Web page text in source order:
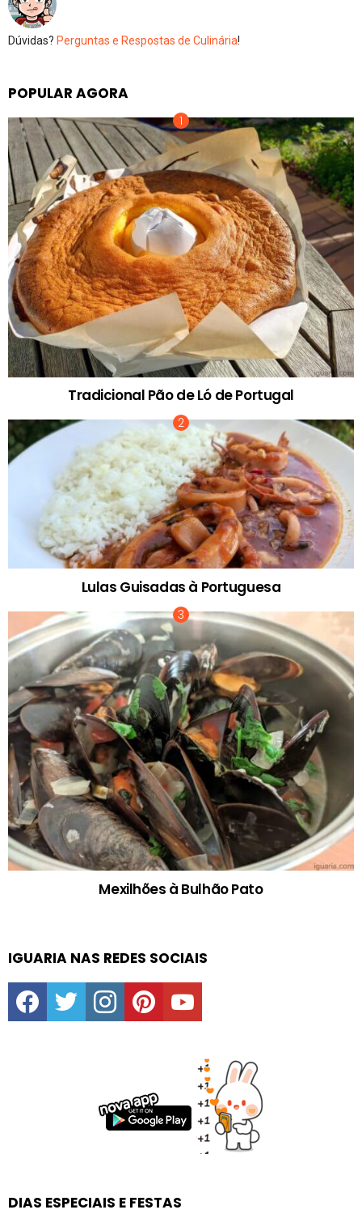
Dúvidas? Perguntas e Respostas de Culinária!
POPULAR AGORA
Tradicional Pão de Ló de Portugal
Lulas Guisadas à Portuguesa
Mexilhões à Bulhão Pato
IGUARIA NAS REDES SOCIAIS
facebooktwitter instagrampinterestyoutube
DIAS ESPECIAIS E FESTAS